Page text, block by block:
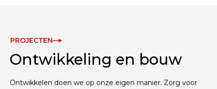
PROJECTEN
Ontwikkeling en bouw
Ontwikkelen doen we op onze eigen manier. Zorg voor